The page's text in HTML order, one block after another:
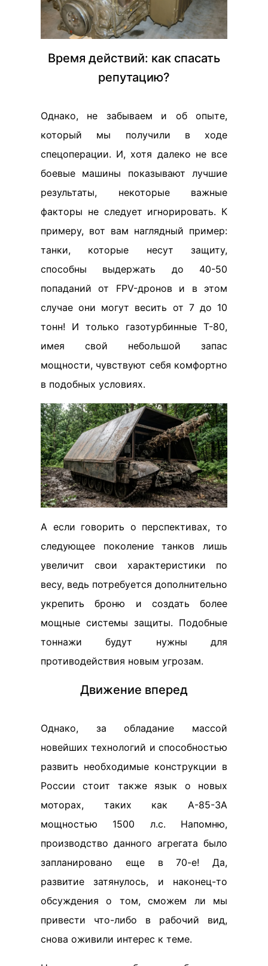
Время действий: как спасать
репутацию?
Однако, не забываем и об опыте,
который мы получили в ходе
спецоперации. И, хотя далеко не все
боевые машины показывают лучшие
результаты, некоторые важные
факторы не следует игнорировать. К
примеру, вот вам наглядный пример:
танки, которые несут защиту,
способны выдержать до 40-50
попаданий от FPV-дронов и в этом
случае они могут весить от 7 до 10
тонн! И только газотурбинные Т-80,
имея свой небольшой запас
мощности, чувствуют себя комфортно
в подобных условиях.
А если говорить о перспективах, то
следующее поколение танков лишь
увеличит свои характеристики по
весу, ведь потребуется дополнительно
укрепить броню и создать более
мощные системы защиты. Подобные
тоннажи будут нужны для
противодействия новым угрозам.
Движение вперед
Однако, за обладание массой
новейших технологий и способностью
развить необходимые конструкции в
России стоит также язык о новых
моторах, таких как А-85-3А
мощностью 1500 л.с. Напомню,
производство данного агрегата было
запланировано еще в 70-е! Да,
развитие затянулось, и наконец-то
обсуждения о том, сможем ли мы
привести что-либо в рабочий вид,
снова оживили интерес к теме.